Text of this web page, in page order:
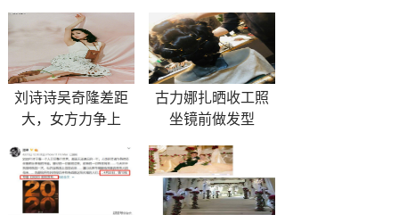
刘诗诗吴奇隆差距
大，女方力争上
古力娜扎晒收工照
坐镜前做发型